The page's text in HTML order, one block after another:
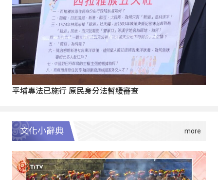
平埔專法已施行 原民身分法暫緩審查
文化小辭典